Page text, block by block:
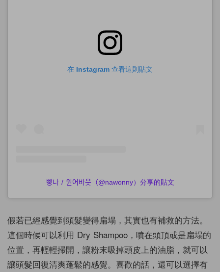
在 Instagram 查看這則貼文
빵나 / 원어바웃（@nawonny）分享的貼文
假若已經感覺到頭髮變得扁塌，其實也有補救的方法。
這個時候可以利用 Dry Shampoo，噴在頭頂或是扁塌的
位置，再輕輕掃開，讓粉末吸掉頭皮上的油脂，就可以
讓頭髮回復清爽蓬鬆的感覺。喜歡的話，還可以選擇有